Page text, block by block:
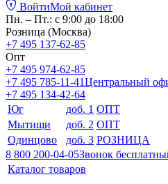
ВойтиМой кабинет
Пн. – Пт.: с 9:00 до 18:00
Розница (Москва)
+7 495 137-62-85
Опт
+7 495 974-62-85
+7 495 785-11-41Центральный
+7 495 134-42-64
Юг
доб. 1 ОПТ
Мытищи
доб. 2 ОПТ
Одинцово
доб. 3 РОЗНИЦА
8 800 200-04-05Звонок
Каталог товаров